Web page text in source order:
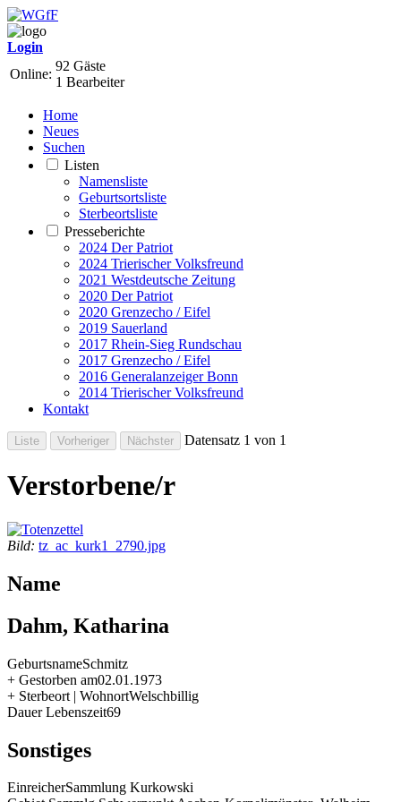
Login
Online:
92 Gäste
1 Bearbeiter
Home
Neues
Suchen
Listen
Namensliste
Geburtsortsliste
Sterbeortsliste
Presseberichte
2024 Der Patriot
2024 Trierischer Volksfreund
2021 Westdeutsche Zeitung
2020 Der Patriot
2020 Grenzecho / Eifel
2019 Sauerland
2017 Rhein-Sieg Rundschau
2017 Grenzecho / Eifel
2016 Generalanzeiger Bonn
2014 Trierischer Volksfreund
Kontakt
Datensatz 1 von 1
Verstorbene/r
Bild: tz_ac_kurk1_2790.jpg
Name
Dahm, Katharina
GeburtsnameSchmitz
+ Gestorben am02.01.1973
+ Sterbeort | WohnortWelschbillig
Dauer Lebenszeit69
Sonstiges
EinreicherSammlung Kurkowski